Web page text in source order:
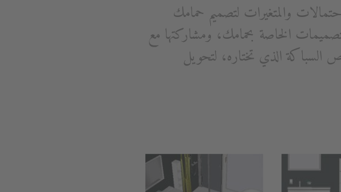
والمتغيرات لتصميم حمامك
الخاصة بحمامك، ومشاركتها مع
السباكة الذي تختاره، لتحويل